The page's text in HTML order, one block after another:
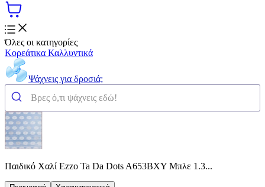
Όλες οι κατηγορίες
Κορεάτικα Καλλυντικά
Ψάχνεις για δροσιά;
Παιδικό Χαλί Ezzo Ta Da Dots A653BXY Μπλε 1.3...